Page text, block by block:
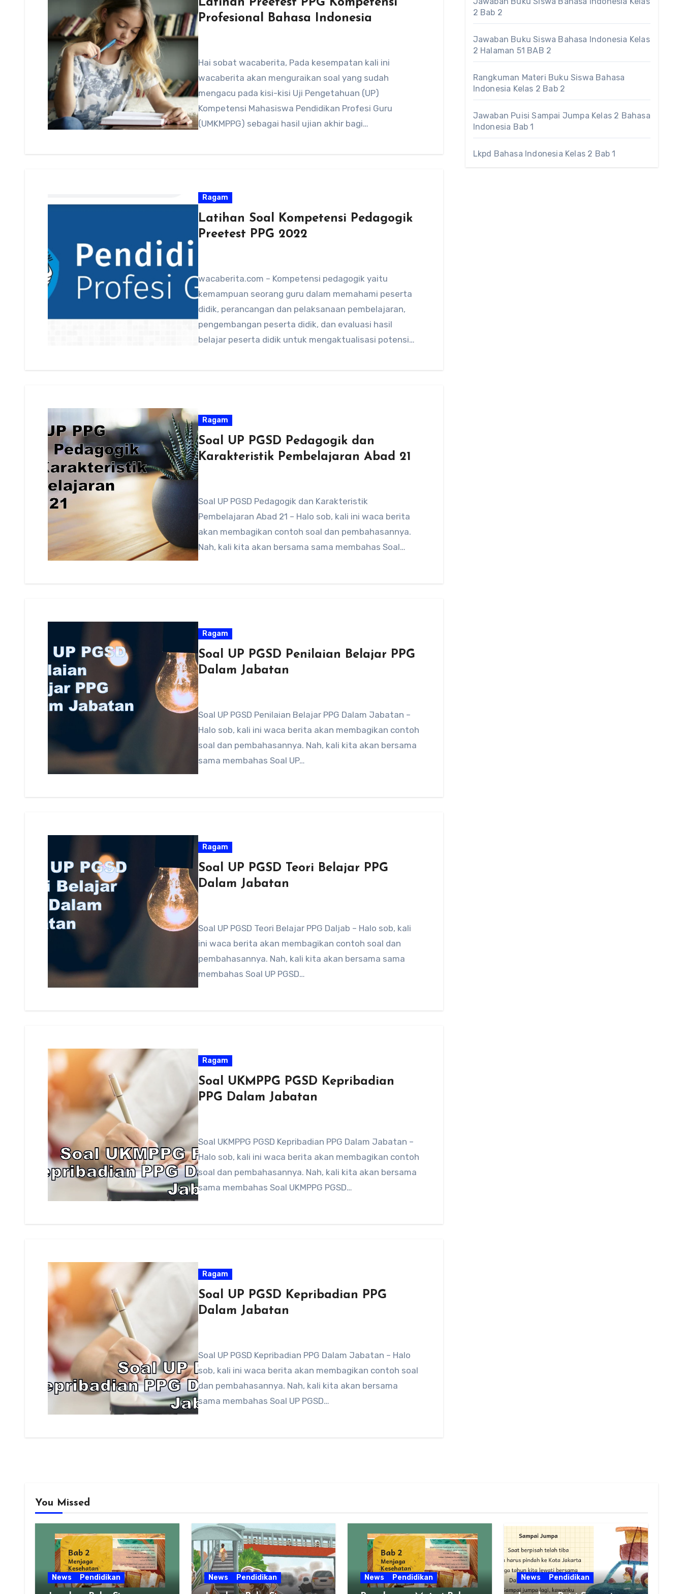
Latihan Preetest PPG Kompetensi
Profesional Bahasa Indonesia
Hai sobat wacaberita, Pada kesempatan kali ini
wacaberita akan menguraikan soal yang sudah
mengacu pada kisi-kisi Uji Pengetahuan (UP)
Kompetensi Mahasiswa Pendidikan Profesi Guru
(UMKMPPG) sebagai hasil ujian akhir bagi…
Ragam
Latihan Soal Kompetensi Pedagogik
Preetest PPG 2022
wacaberita.com – Kompetensi pedagogik yaitu
kemampuan seorang guru dalam memahami peserta
didik, perancangan dan pelaksanaan pembelajaran,
pengembangan peserta didik, dan evaluasi hasil
belajar peserta didik untuk mengaktualisasi potensi
Ragam
Soal UP PGSD Pedagogik dan
Karakteristik Pembelajaran Abad 21
Soal UP PGSD Pedagogik dan Karakteristik
Pembelajaran Abad 21 – Halo sob, kali ini waca berita
akan membagikan contoh soal dan pembahasannya.
Nah, kali kita akan bersama sama membahas Soal…
Ragam
Soal UP PGSD Penilaian Belajar PPG
Dalam Jabatan
Soal UP PGSD Penilaian Belajar PPG Dalam Jabatan –
Halo sob, kali ini waca berita akan membagikan contoh
soal dan pembahasannya. Nah, kali kita akan bersama
sama membahas Soal UP…
Ragam
Soal UP PGSD Teori Belajar PPG
Dalam Jabatan
Soal UP PGSD Teori Belajar PPG Daljab – Halo sob, kali
ini waca berita akan membagikan contoh soal dan
pembahasannya. Nah, kali kita akan bersama sama
membahas Soal UP PGSD…
Ragam
Soal UKMPPG PGSD Kepribadian
PPG Dalam Jabatan
Soal UKMPPG PGSD Kepribadian PPG Dalam Jabatan –
Halo sob, kali ini waca berita akan membagikan contoh
soal dan pembahasannya. Nah, kali kita akan bersama
sama membahas Soal UKMPPG PGSD…
Ragam
Soal UP PGSD Kepribadian PPG
Dalam Jabatan
Soal UP PGSD Kepribadian PPG Dalam Jabatan – Halo
sob, kali ini waca berita akan membagikan contoh soal
dan pembahasannya. Nah, kali kita akan bersama
sama membahas Soal UP PGSD…
2 Bab 2
Jawaban Buku Siswa Bahasa Indonesia Kelas
2 Halaman 51 BAB 2
Rangkuman Materi Buku Siswa Bahasa
Indonesia Kelas 2 Bab 2
Jawaban Puisi Sampai Jumpa Kelas 2 Bahasa
Indonesia Bab 1
Lkpd Bahasa Indonesia Kelas 2 Bab 1
You Missed
News Pendidikan News Pendidikan News Pendidikan News Pendidikan